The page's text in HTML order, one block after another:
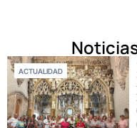
ACTUALIDAD